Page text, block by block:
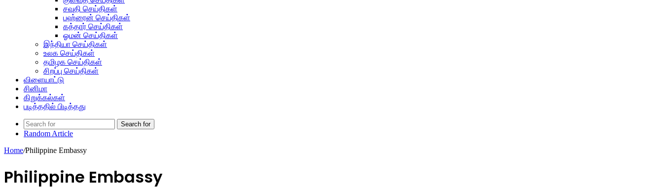
சவுதி செய்திகள்
பஹ்ரைன் செய்திகள்
கத்தார் செய்திகள்
ஓமன் செய்திகள்
இந்தியா செய்திகள்
உலக செய்திகள்
தமிழக செய்திகள்
சிறப்பு செய்திகள்
விளையாட்டு
சினிமா
கிறுக்கல்கள்
படித்ததில் பிடித்தது
Search for
Random Article
Home/Philippine Embassy
Philippine Embassy